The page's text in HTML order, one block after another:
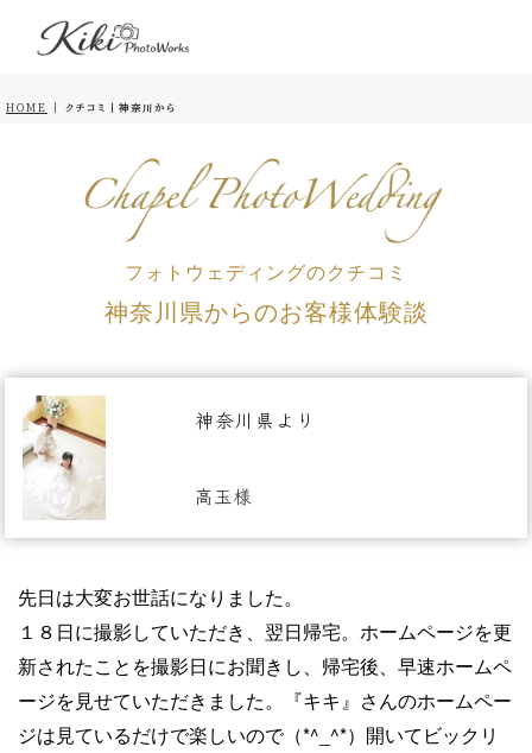
HOME クチコミ｜神奈川から
フォトウェディングのクチコミ
神奈川県からのお客様体験談
神奈川県より
高玉様
先日は大変お世話になりました。
１８日に撮影していただき、翌日帰宅。ホームページを更
新されたことを撮影日にお聞きし、帰宅後、早速ホームペ
ージを見せていただきました。『キキ』さんのホームペー
ジは見ているだけで楽しいので（*^_^*）開いてビックリ